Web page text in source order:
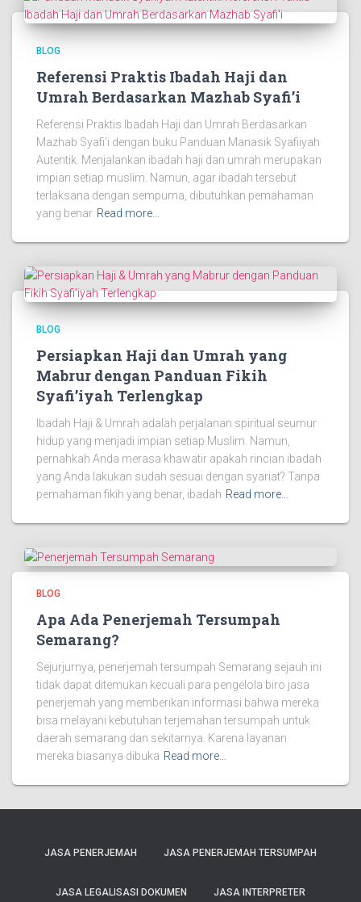
BLOG
Referensi Praktis Ibadah Haji dan
Umrah Berdasarkan Mazhab Syafi’i
Referensi Praktis Ibadah Haji dan Umrah Berdasarkan
Mazhab Syafi’i dengan buku Panduan Manasik Syafiiyah
Autentik. Menjalankan ibadah haji dan umrah merupakan
impian setiap muslim. Namun, agar ibadah tersebut
terlaksana dengan sempurna, dibutuhkan pemahaman
yang benar Read more…
BLOG
Persiapkan Haji dan Umrah yang
Mabrur dengan Panduan Fikih
Syafi’iyah Terlengkap
Ibadah Haji & Umrah adalah perjalanan spiritual seumur
hidup yang menjadi impian setiap Muslim. Namun,
pernahkah Anda merasa khawatir apakah rincian ibadah
yang Anda lakukan sudah sesuai dengan syariat? Tanpa
pemahaman fikih yang benar, ibadah Read more…
BLOG
Apa Ada Penerjemah Tersumpah
Semarang?
Sejurjurnya, penerjemah tersumpah Semarang sejauh ini
tidak dapat ditemukan kecuali para pengelola biro jasa
penerjemah yang memberikan informasi bahwa mereka
bisa melayani kebutuhan terjemahan tersumpah untuk
daerah semarang dan sekitarnya. Karena layanan
mereka biasanya dibuka Read more…
JASA PENERJEMAH JASA PENERJEMAH TERSUMPAH
JASA LEGALISASI DOKUMEN JASA INTERPRETER